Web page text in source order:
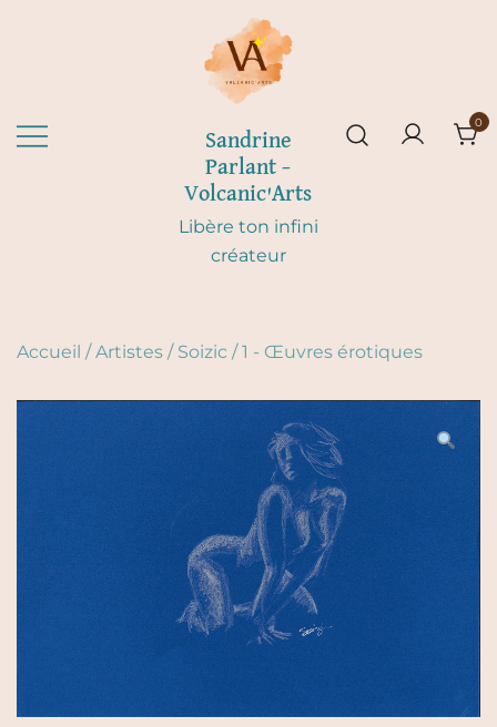
Sandrine
Parlant –
Volcanic'Arts
Libère ton infini
créateur
0
Accueil /Artistes / Soizic /1 - Œuvres érotiques